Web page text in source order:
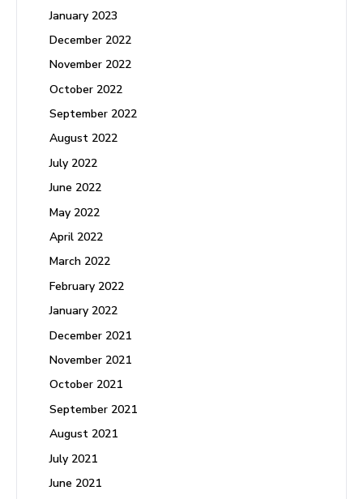
January 2023
December 2022
November 2022
October 2022
September 2022
August 2022
July 2022
June 2022
May 2022
April 2022
March 2022
February 2022
January 2022
December 2021
November 2021
October 2021
September 2021
August 2021
July 2021
June 2021